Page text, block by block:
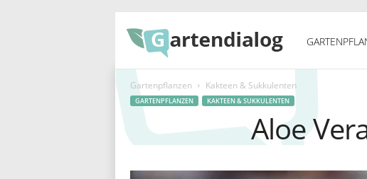
Gartenpflanzen Kakteen & Sukkulenten
GARTENPFLANZEN KAKTEEN & SUKKULENTEN
Aloe